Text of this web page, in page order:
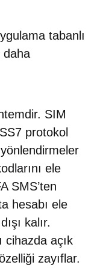
tabanlı
daha
SIM
protokol
ele
SMS’ten
hesabı ele
kalır.
cihazda açık
zayıflar.